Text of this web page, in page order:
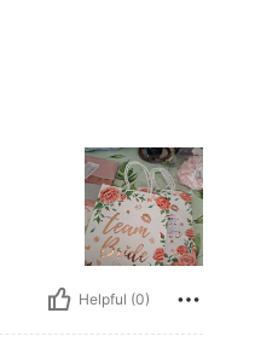
Helpful (0)